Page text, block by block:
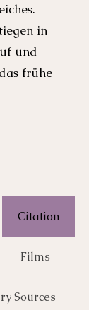
in
und
frühe
Citation
Films
Sources